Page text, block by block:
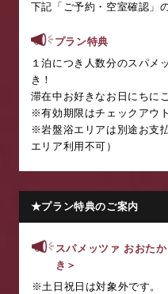
下記「ご予約・空室確認」
プラン特典
１泊につき人数分のスパメ
き！
滞在中お好きなお日にちに
※有効期限はチェックアウ
※岩盤浴エリアは別途お支
エリア利用不可）
★プラン特典のご案内
スパメッツァ おおた
き＞
※土日祝日は対象外です。